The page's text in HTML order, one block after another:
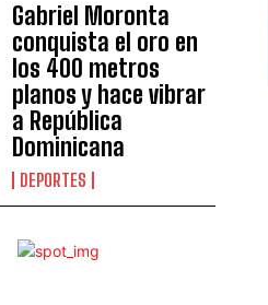
Gabriel Moronta
conquista el oro en
los 400 metros
planos y hace vibrar
a República
Dominicana
DEPORTES